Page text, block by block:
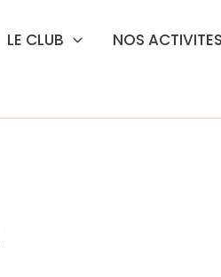
LE CLUB NOS ACTIVITES